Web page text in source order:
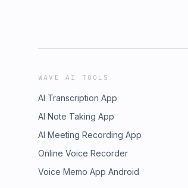
WAVE AI TOOLS
AI Transcription App
AI Note Taking App
AI Meeting Recording App
Online Voice Recorder
Voice Memo App Android